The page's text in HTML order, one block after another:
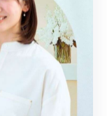
戦略
容のバランスを
格が安くても
いためです。
実際に婚活を経